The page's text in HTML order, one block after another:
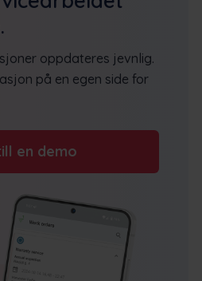
oppdateres jevnlig.
på en egen side for
en demo